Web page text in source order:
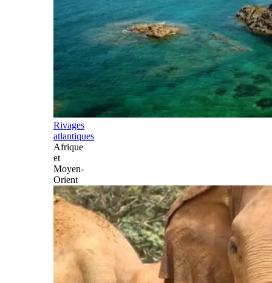
Rivages
atlantiques
Afrique
et
Moyen-
Orient